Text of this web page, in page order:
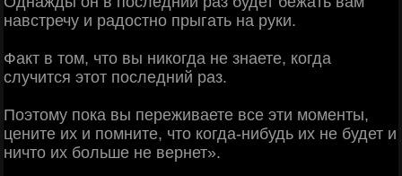
навстречу и радостно прыгать на руки.
Факт в том, что вы никогда не знаете, когда
случится этот последний раз.
Поэтому пока вы переживаете все эти моменты,
цените их и помните, что когда-нибудь их не будет и
ничто их больше не вернет».